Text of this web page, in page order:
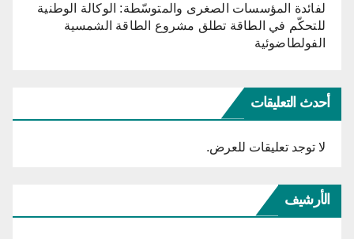
لفائدة المؤسسات الصغرى والمتوسّطة: الوكالة الوطنية
للتحكّم في الطاقة تطلق مشروع الطاقة الشمسية
الفولطاضوئية
أحدث التعليقات
لا توجد تعليقات للعرض.
الأرشيف